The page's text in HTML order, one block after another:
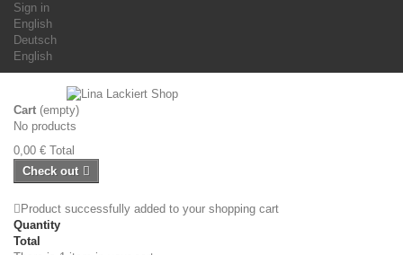
Sign in
English
Deutsch
English
Cart (empty)
No products
0,00 € Total
Check out
Product successfully added to your shopping cart
Quantity
Total